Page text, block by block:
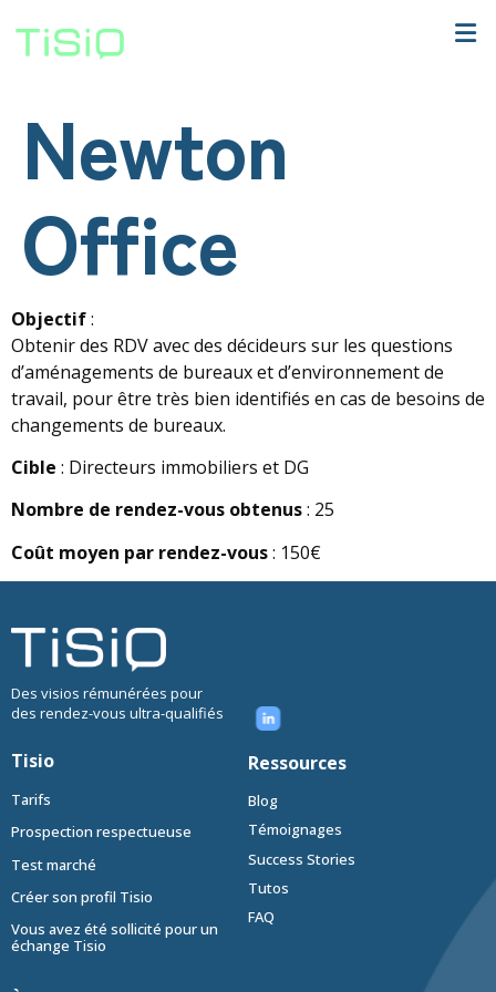
Newton
Office
Objectif:
Obtenir des RDV avec des décideurs sur les questions
d’aménagements de bureaux et d’environnement de
travail, pour être très bien identifiés en cas de besoins de
changements de bureaux.
Cible : Directeurs immobiliers et DG
Nombre de rendez-vous obtenus: 25
Coût moyen par rendez-vous: 150€
Des visios rémunérées pour
des rendez-vous ultra-qualifiés
Tisio
Tarifs
Prospection respectueuse
Test marché
Créer son profil Tisio
Vous avez été sollicité pour un
échange Tisio
Ressources
Blog
Témoignages
Success Stories
Tutos
FAQ